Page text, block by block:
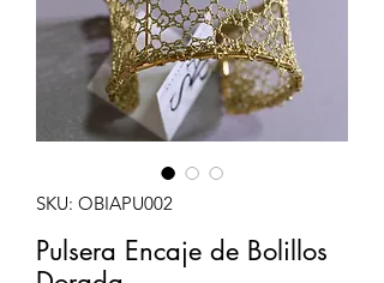
SKU: OBIAPU002
Pulsera Encaje de Bolillos